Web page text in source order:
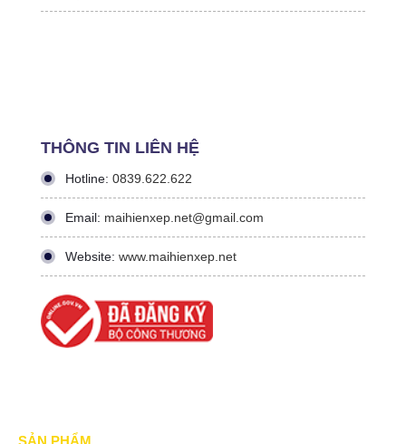
THÔNG TIN LIÊN HỆ
Hotline: 0839.622.622
Email: maihienxep.net@gmail.com
Website: www.maihienxep.net
SẢN PHẨM